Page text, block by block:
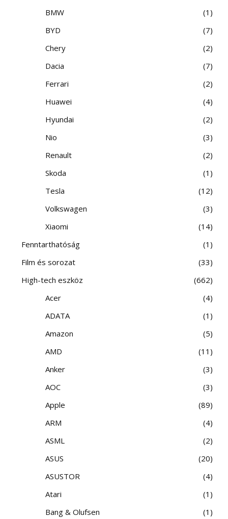
BMW
1
BYD
7
Chery
2
Dacia
7
Ferrari
2
Huawei
4
Hyundai
2
Nio
3
Renault
2
Skoda
1
Tesla
12
Volkswagen
3
Xiaomi
14
Fenntarthatóság
1
Film és sorozat
33
High-tech eszköz
662
Acer
4
ADATA
1
Amazon
5
AMD
11
Anker
3
AOC
3
Apple
89
ARM
4
ASML
2
ASUS
20
ASUSTOR
4
Atari
1
Bang & Olufsen
1